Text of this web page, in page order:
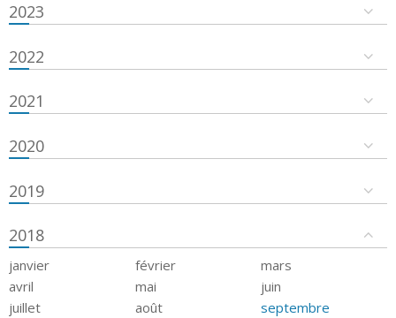
2023
2022
2021
2020
2019
2018
janvier février
mars
avril
mai
juin
juillet
août
septembre